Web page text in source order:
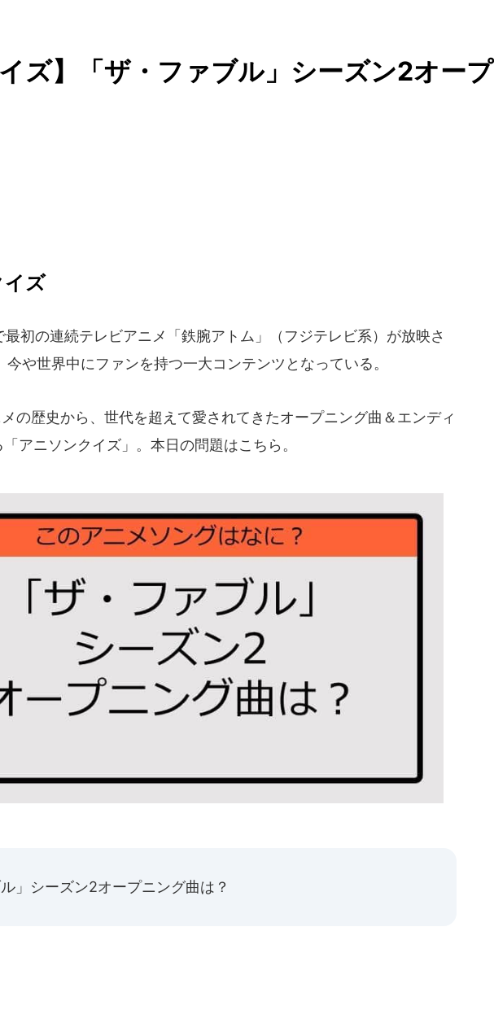
イズ】「ザ・ファブル」シーズン2オープ
イズ
初の連続テレビアニメ「鉄腕アトム」（フジテレビ系）が放映さ
や世界中にファンを持つ一大コンテンツとなっている。
の歴史から、世代を超えて愛されてきたオープニング曲＆エンディ
アニソンクイズ」。本日の問題はこちら。
ル」シーズン2オープニング曲は？